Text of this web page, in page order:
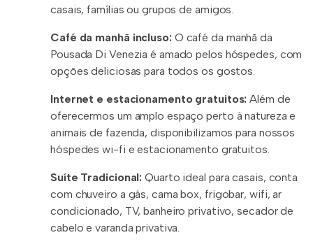
casais, famílias ou grupos de amigos.
Café da manhã incluso:O café da manhã da
Pousada Di Venezia é amado pelos hóspedes, com
opções deliciosas para todos os gostos.
Internet e estacionamento gratuitos: Além de
oferecermos um amplo espaço perto à natureza e
animais de fazenda, disponibilizamos para nossos
hóspedes wi-fi e estacionamento gratuitos.
Suíte Tradicional: Quarto ideal para casais, conta
com chuveiro a gás, cama box, frigobar, wifi, ar
condicionado, TV, banheiro privativo, secador de
cabelo e varanda privativa.